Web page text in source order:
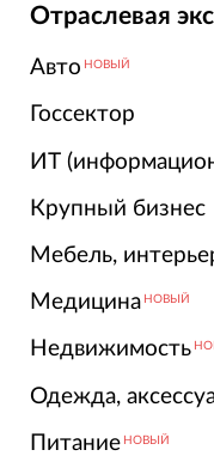
Отраслевая
Авто НОВЫЙ
Госсектор
ИТ
Крупный бизнес
Мебель,
Медицина НОВЫЙ
Недвижимость
Одежда,
Питание НОВЫЙ